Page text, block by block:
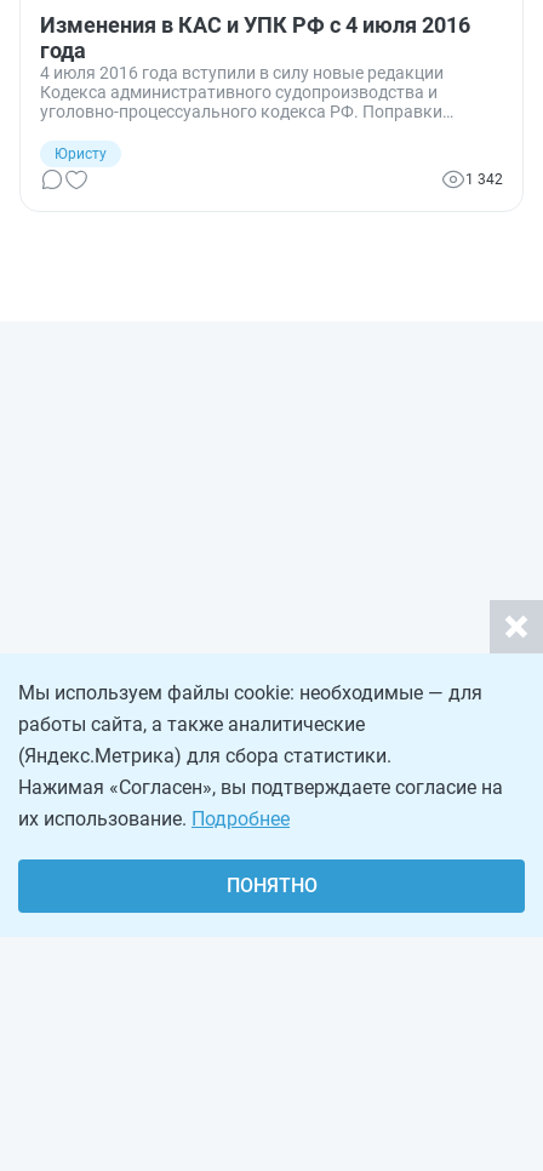
Изменения в КАС и УПК РФ с 4 июля 2016
года
4 июля 2016 года вступили в силу новые редакции
Кодекса административного судопроизводства и
уголовно-процессуального кодекса РФ. Поправки
судопроизводства и понятием о правовой помощи по
уголовным делам.
Юристу
1 342
Мы используем файлы cookie: необходимые — для
работы сайта, а также аналитические
(Яндекс.Метрика) для сбора статистики.
Нажимая «Согласен», вы подтверждаете согласие на
их использование. Подробнее
ПОНЯТНО